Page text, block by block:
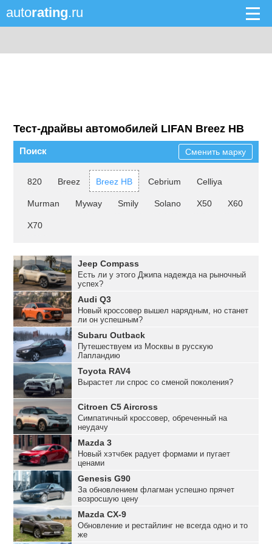
autorating.ru
Тест-драйвы автомобилей LIFAN Breez HB
Поиск Сменить марку
820 Breez Breez HB Cebrium Celliya
Murman Myway Smily Solano X50 X60
X70
Jeep Compass
Есть ли у этого Джипа надежда на рыночный
успех?
Audi Q3
Новый кроссовер вышел нарядным, но станет
ли он успешным?
Subaru Outback
Путешествуем из Москвы в русскую
Лапландию
Toyota RAV4
Вырастет ли спрос со сменой поколения?
Citroen C5 Aircross
Симпатичный кроссовер, обреченный на
неудачу
Mazda 3
Новый хэтчбек радует формами и пугает
ценами
Genesis G90
За обновлением флагман успешно прячет
возросшую цену
Mazda CX-9
Обновление и рестайлинг не всегда одно и то
же